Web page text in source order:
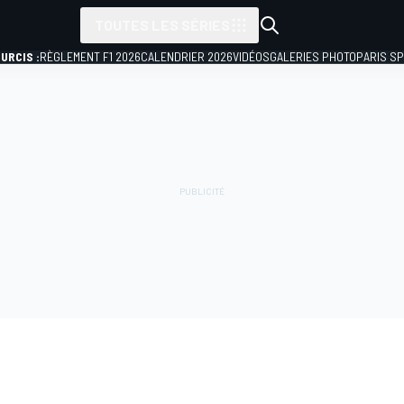
:RÈGLEMENT F1 2026CALENDRIER 2026VIDÉOSGALERIES PHOTOPARIS